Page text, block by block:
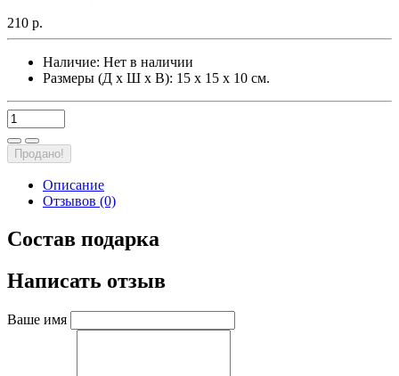
210 р.
Наличие: Нет в наличии
Размеры (Д х Ш х В): 15 х 15 х 10 см.
Продано!
Описание
Отзывов (0)
Состав подарка
Написать отзыв
Ваше имя